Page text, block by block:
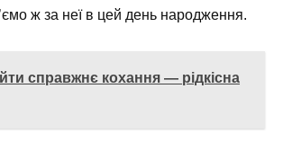
ж за неї в цей день народження.
справжнє кохання — рідкісна